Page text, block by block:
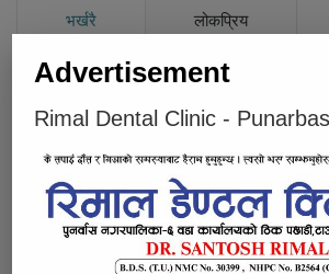
भर्खरै लोकप्रिय
बालकको मृत्यु
घर जग्गा पास गर्ने भन्दै
धनगढीका जगत कुँवर
Advertisement
Rimal Dental Clinic -